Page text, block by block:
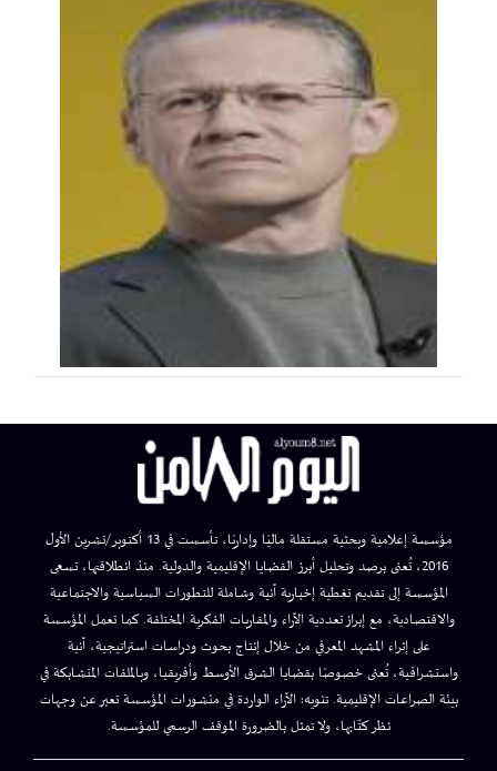
مؤسسة إعلامية وبحثية مستقلة ماليًا وإداريًا، تأسست في 13 أكتوبر/تشرين الأول
2016، تُعنى برصد وتحليل أبرز القضايا الإقليمية والدولية. منذ انطلاقتها، تسعى
المؤسسة إلى تقديم تغطية إخبارية آنية وشاملة للتطورات السياسية والاجتماعية
والاقتصادية، مع إبراز تعددية الآراء والمقاربات الفكرية المختلفة. كما تعمل المؤسسة
على إثراء المشهد المعرفي من خلال إنتاج بحوث ودراسات استراتيجية، آنية
واستشرافية، تُعنى خصوصًا بقضايا الشرق الأوسط وأفريقيا، وبالملفات المتشابكة في
بيئة الصراعات الإقليمية. تنويه: الآراء الواردة في منشورات المؤسسة تعبر عن وجهات
نظر كتّابها، ولا تمثل بالضرورة الموقف الرسمي للمؤسسة.